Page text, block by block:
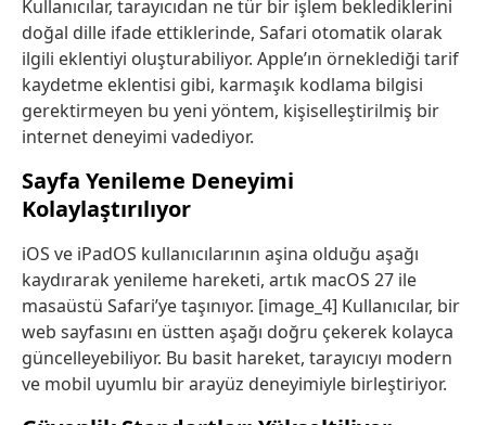
Kullanıcılar, tarayıcıdan ne tür bir işlem beklediklerini
doğal dille ifade ettiklerinde, Safari otomatik olarak
ilgili eklentiyi oluşturabiliyor. Apple’ın örneklediği tarif
kaydetme eklentisi gibi, karmaşık kodlama bilgisi
gerektirmeyen bu yeni yöntem, kişiselleştirilmiş bir
internet deneyimi vadediyor.
Sayfa Yenileme Deneyimi
Kolaylaştırılıyor
iOS ve iPadOS kullanıcılarının aşina olduğu aşağı
kaydırarak yenileme hareketi, artık macOS 27 ile
masaüstü Safari’ye taşınıyor. [image_4] Kullanıcılar, bir
web sayfasını en üstten aşağı doğru çekerek kolayca
güncelleyebiliyor. Bu basit hareket, tarayıcıyı modern
ve mobil uyumlu bir arayüz deneyimiyle birleştiriyor.